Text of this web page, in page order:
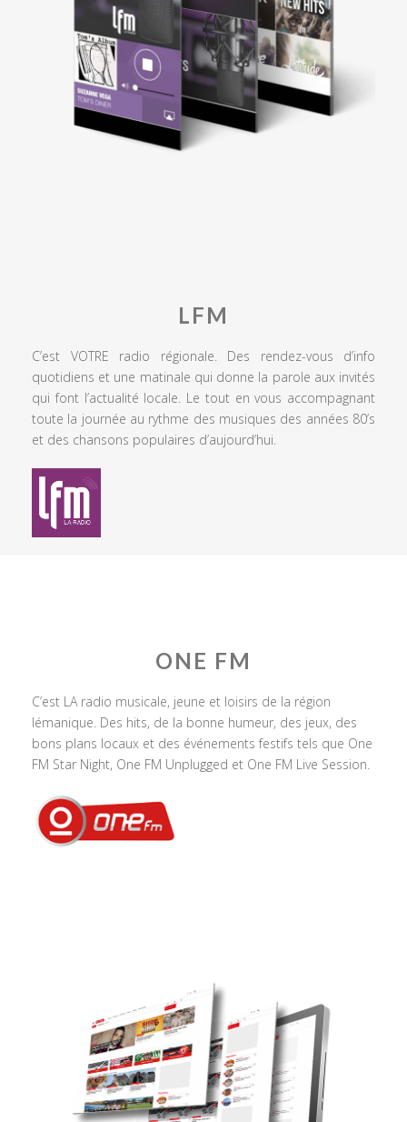
LFM
C’est VOTRE radio régionale. Des rendez-vous d’info
quotidiens et une matinale qui donne la parole aux invités
qui font l’actualité locale. Le tout en vous accompagnant
toute la journée au rythme des musiques des années 80’s
et des chansons populaires d’aujourd’hui.
ONE FM
C’est LA radio musicale, jeune et loisirs de la région
lémanique. Des hits, de la bonne humeur, des jeux, des
bons plans locaux et des événements festifs tels que One
FM Star Night, One FM Unplugged et One FM Live Session.